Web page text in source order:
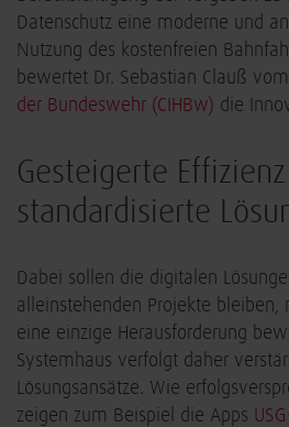
Datenschutz eine moderne und
Nutzung des kostenfreien
bewertet Dr. Sebastian Clauß vom
der Bundeswehr (CIHBw) die
Gesteigerte
standardisierte
Dabei sollen die digitalen
alleinstehenden Projekte bleiben,
eine einzige Herausforderung
Systemhaus verfolgt daher
Lösungsansätze. Wie
zeigen zum Beispiel die Apps